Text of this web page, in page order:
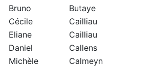
Bruno
Butaye
Cécile
Cailliau
Eliane
Cailliau
Daniel
Callens
Michèle
Calmeyn